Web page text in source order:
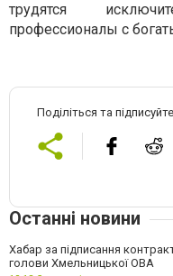
трудятся
профессионалы с
Поділіться та
Останні новини
Хабар за підписання
голови Хмельницької ОВА